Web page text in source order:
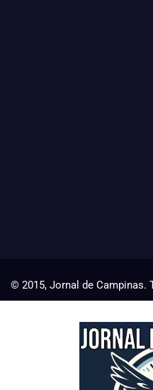
© 2015, Jornal de Campinas.